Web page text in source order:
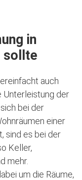
in
sollte
auch
Unterleistung der
bei der
einer
sind es bei der
Keller,
mehr.
um die Räume,